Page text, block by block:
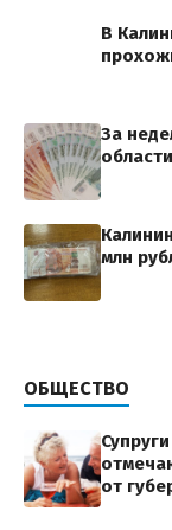
В
За
млн
ОБЩЕСТВО
от